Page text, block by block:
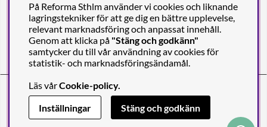
Reforma Sthlm AB (org. no. 556849-2606)
Engelbrektsgatan 29
(Note! Postal address only), SE-114 32
STOCKHOLM, Sweden
På Reforma Sthlm använder vi cookies och liknande
lagringstekniker för att ge dig en bättre upplevelse,
relevant marknadsföring och anpassat innehåll.
Genom att klicka på "Stäng och godkänn"
samtycker du till vår användning av cookies för
statistik- och marknadsföringsändamål.
Läs vårCookie-policy.
Inställningar
Stäng och godkänn